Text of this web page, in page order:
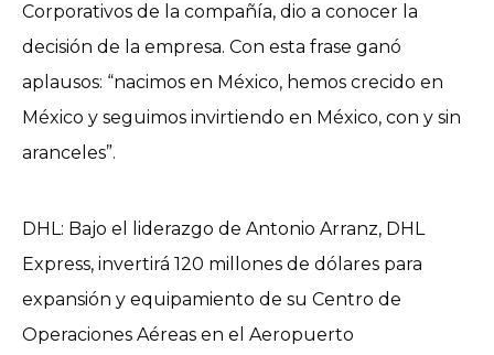
Corporativos de la compañía, dio a conocer la
decisión de la empresa. Con esta frase ganó
aplausos: “nacimos en México, hemos crecido en
México y seguimos invirtiendo en México, con y sin
aranceles”.
DHL: Bajo el liderazgo de Antonio Arranz, DHL
Express, invertirá 120 millones de dólares para
expansión y equipamiento de su Centro de
Operaciones Aéreas en el Aeropuerto